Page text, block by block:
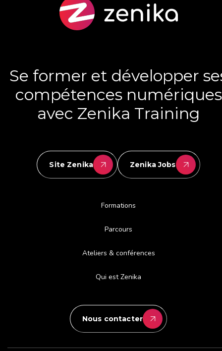
Se former et développer
compétences numériques
avec Zenika Training
Site Zenika Zenika Jobs
Formations
Parcours
Ateliers & conférences
Qui est Zenika
Nous contacter